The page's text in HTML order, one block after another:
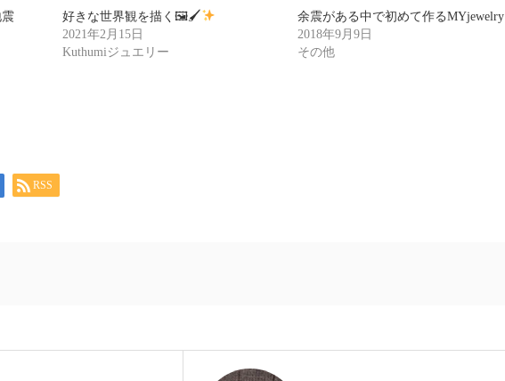
好きな世界観を描く🖼🖌
2021年2月15日
Kuthumiジュエリー
余震がある中で初めて作るMYjewelry
2018年9月9日
その他
RSS